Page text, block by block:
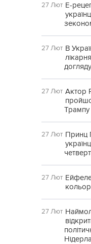
27 Лют Е-
27 Лют В
догляду
27 Лют Актор
Трампу
27 Лют Принц
27 Лют
27 Лют